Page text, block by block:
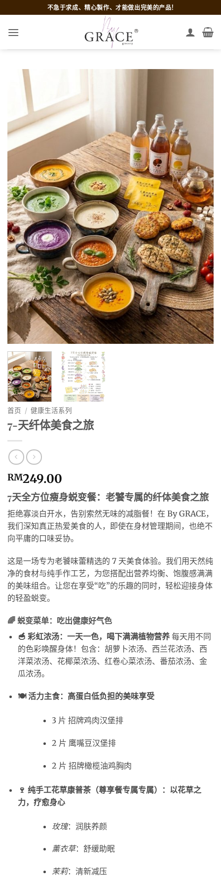
到
不急于求成、精心製作、才能做出完美的产品!
首页 / 健康生活系列
7-天纤体美食之旅
RM249.00
7天全方位瘦身蜕变餐：老饕专属的纤体美食之旅
拒绝寡淡白开水，告别索然无味的减脂餐！在 By GRACE，
我们深知真正热爱美食的人，即使在身材管理期间，也绝不
向平庸的口味妥协。
这是一场专为老饕味蕾精选的 7 天美食体验。我们用天然纯
净的食材与纯手作工艺，为您搭配出营养均衡、饱腹感满满
的美味组合。让您在享受“吃”的乐趣的同时，轻松迎接身体
的轻盈蜕变。
🌈 蜕变菜单：吃出健康好气色
🥣 彩虹浓汤：一天一色，喝下满满植物营养每天用不同
的色彩唤醒身体！包含：胡萝卜浓汤、西兰花浓汤、西
洋菜浓汤、花椰菜浓汤、红卷心菜浓汤、番茄浓汤、金
瓜浓汤。
🍽️ 活力主食：高蛋白低负担的美味享受
3 片 招牌鸡肉汉堡排
2 片 鹰嘴豆汉堡排
2 片 招牌橄榄油鸡胸肉
🍷 纯手工花草康普茶（尊享餐专属专属）：以花草之
力，疗愈身心
玫瑰：润肤养颜
薰衣草：舒缓助眠
茉莉：清新减压